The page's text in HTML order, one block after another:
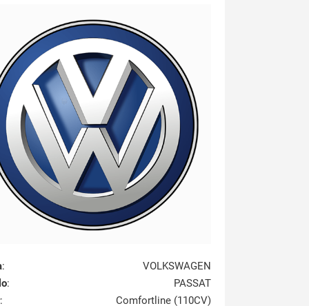
:
VOLKSWAGEN
:
PASSAT
:
Comfortline (110CV)